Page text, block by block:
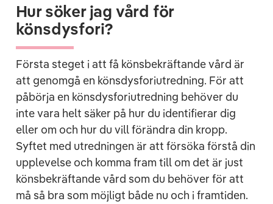
Hur söker jag vård för
könsdysfori?
Första steget i att få könsbekräftande vård är
att genomgå en könsdysforiutredning. För att
påbörja en könsdysforiutredning behöver du
inte vara helt säker på hur du identifierar dig
eller om och hur du vill förändra din kropp.
Syftet med utredningen är att försöka förstå din
upplevelse och komma fram till om det är just
könsbekräftande vård som du behöver för att
må så bra som möjligt både nu och i framtiden.